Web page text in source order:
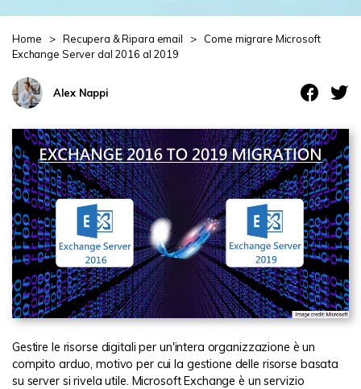
Home > Recupera & Ripara email >
Come migrare Microsoft
Exchange Server dal 2016 al 2019
Alex Nappi
Gestire le risorse digitali per un'intera organizzazione è un
compito arduo, motivo per cui la gestione delle risorse basata
su server si rivela utile. Microsoft Exchange è un servizio